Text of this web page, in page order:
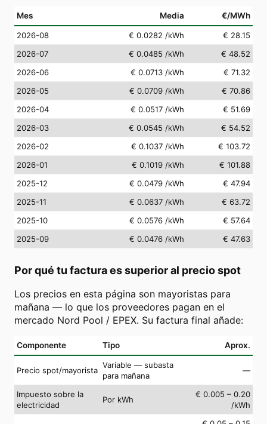
Mes Media €/MWh
2026-08 € 0.0282 /kWh
€ 28.15
2026-07
€ 0.0485 /kWh
€ 48.52
2026-06
€ 0.0713 /kWh
€ 71.32
2026-05
€ 0.0709 /kWh
€ 70.86
2026-04
€ 0.0517 /kWh
€ 51.69
2026-03
€ 0.0545 /kWh
€ 54.52
2026-02
€ 0.1037 /kWh
€ 103.72
2026-01
€ 0.1019 /kWh
€ 101.88
2025-12
€ 0.0479 /kWh
€ 47.94
2025-11
€ 0.0637 /kWh
€ 63.72
2025-10
€ 0.0576 /kWh
€ 57.64
2025-09
€ 0.0476 /kWh € 47.63
Por qué tu factura es superior al precio spot
Los precios en esta página son mayoristas para
mañana — lo que los proveedores pagan en el
mercado Nord Pool / EPEX. Su factura final añade:
Componente Tipo Aprox.
Precio spot/mayorista
Variable — subasta
para mañana
—
Impuesto sobre la
electricidad
Por kWh
€ 0.005 – 0.20
/kWh